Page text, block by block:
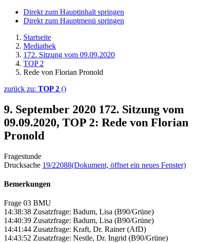
Direkt zum Hauptinhalt springen
Direkt zum Hauptmenü springen
Startseite
Mediathek
172. Sitzung vom 09.09.2020
TOP 2
Rede von Florian Pronold
zurück zu: TOP 2 ()
9. September 2020 172. Sitzung vom
09.09.2020, TOP 2: Rede von Florian
Pronold
Fragestunde
Drucksache 19/22088(Dokument, öffnet ein neues Fenster)
Bemerkungen
Frage 03 BMU
14:38:38 Zusatzfrage: Badum, Lisa (B90/Grüne)
14:40:39 Zusatzfrage: Badum, Lisa (B90/Grüne)
14:41:44 Zusatzfrage: Kraft, Dr. Rainer (AfD)
14:43:52 Zusatzfrage: Nestle, Dr. Ingrid (B90/Grüne)